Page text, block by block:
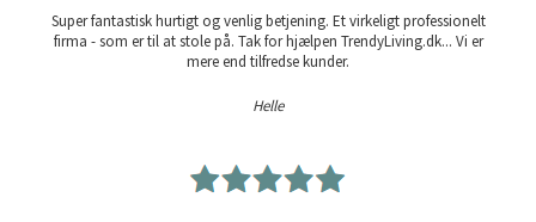
Super fantastisk hurtigt og venlig betjening. Et virkeligt professionelt
firma - som er til at stole på. Tak for hjælpen TrendyLiving.dk... Vi er
mere end tilfredse kunder.
Helle